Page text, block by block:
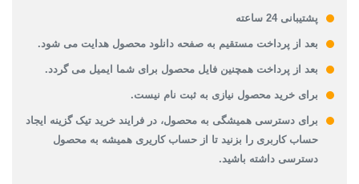
پشتیبانی 24 ساعته
بعد از پرداخت مستقیم به صفحه دانلود محصول هدایت می شود.
بعد از پرداخت همچنین فایل محصول برای شما ایمیل می گردد.
برای خرید محصول نیازی به ثبت نام نیست.
برای دسترسی همیشگی به محصول، در فرایند خرید تیک گزینه ایجاد
حساب کاربری را بزنید تا از حساب کاریری همیشه به محصول
دسترسی داشته باشید.